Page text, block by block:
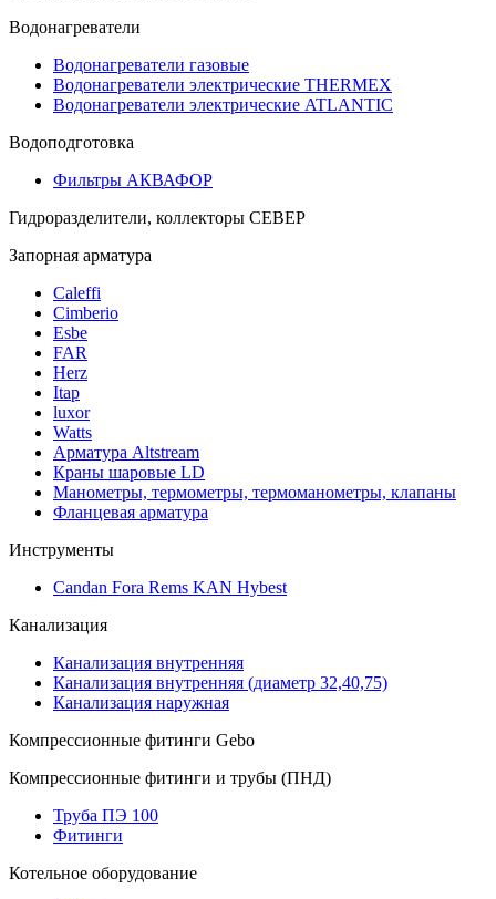
Водонагреватели
Водонагреватели газовые
Водонагреватели электрические THERMEX
Водонагреватели электрические ATLANTIC
Водоподготовка
Фильтры АКВАФОР
Гидроразделители, коллекторы СЕВЕР
Запорная арматура
Caleffi
Cimberio
Esbe
FAR
Herz
Itap
luxor
Watts
Арматура Altstream
Краны шаровые LD
Манометры, термометры, термоманометры, клапаны
Фланцевая арматура
Инструменты
Candan Fora Rems KAN Hybest
Канализация
Канализация внутренняя
Канализация внутренняя (диаметр 32,40,75)
Канализация наружная
Компрессионные фитинги Gebo
Компрессионные фитинги и трубы (ПНД)
Труба ПЭ 100
Фитинги
Котельное оборудование